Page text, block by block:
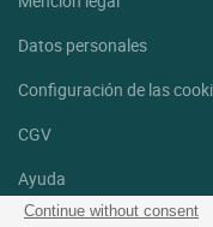
Continue without consent
Datos personales
Configuración de las
CGV
Ayuda